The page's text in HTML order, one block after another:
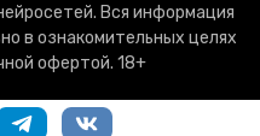
Вся информация
в ознакомительных целях
офертой. 18+